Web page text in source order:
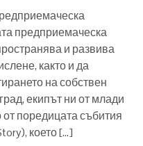
предприемаческа
и развива
както и да
на собствен
екипът ни от млади
поредицата събития
което […]